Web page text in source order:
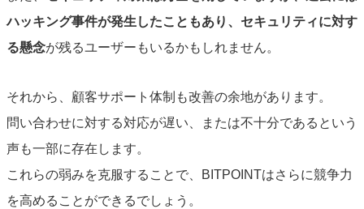
ハッキング事件が発生したこともあり、セキュリティに対す
る懸念が残るユーザーもいるかもしれません。
それから、顧客サポート体制も改善の余地があります。
問い合わせに対する対応が遅い、または不十分であるという
声も一部に存在します。
これらの弱みを克服することで、BITPOINTはさらに競争力
を高めることができるでしょう。